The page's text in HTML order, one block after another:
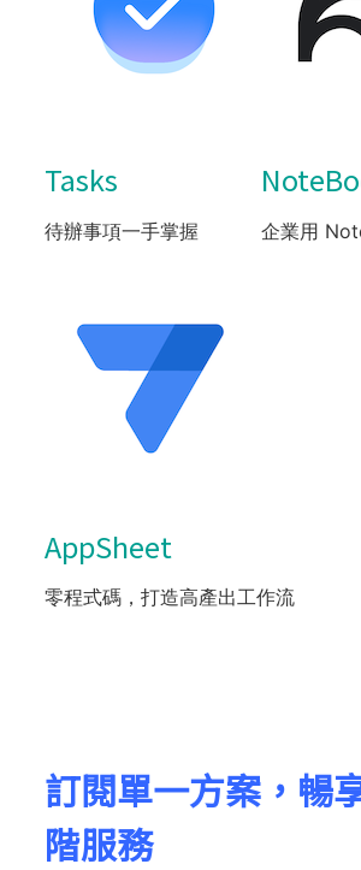
Tasks
待辦事項一手掌握 企業用
AppSheet
零程式碼，打造高產出工作流
訂閱單一方案，暢
階服務